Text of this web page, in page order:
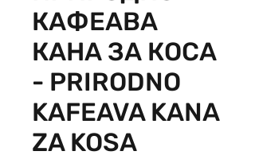
КАФЕАВА
КАНА ЗА КОСА
- PRIRODNO
KAFEAVA KANA
ZA KOSA